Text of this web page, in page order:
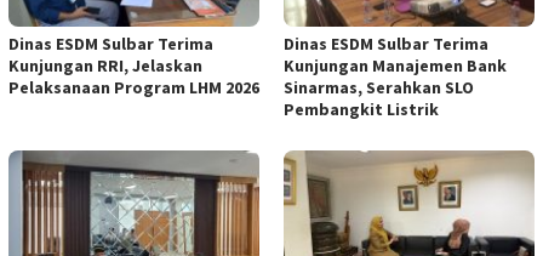
Dinas ESDM Sulbar Terima
Kunjungan RRI, Jelaskan
Pelaksanaan Program LHM 2026
Dinas ESDM Sulbar Terima
Kunjungan Manajemen Bank
Sinarmas, Serahkan SLO
Pembangkit Listrik